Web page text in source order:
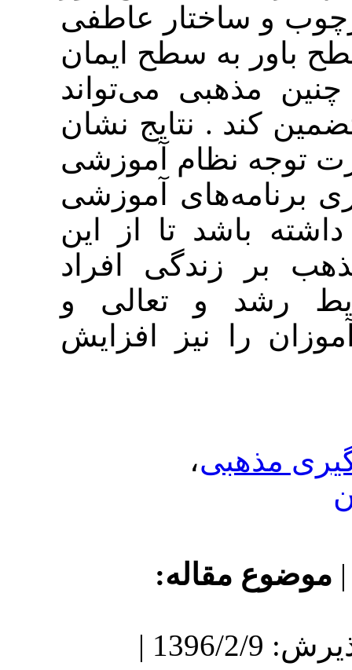
ساختار عاطفی
به سطح ایمان
می‌تواند
. نتایج نشان
نظام آموزشی
آموزشی
تا از این
زندگی افراد
و تعالی و
نیز افزایش
،
مقاله:
دریافت: 1395/6/31 | پذیرش: 1396/2/9 |